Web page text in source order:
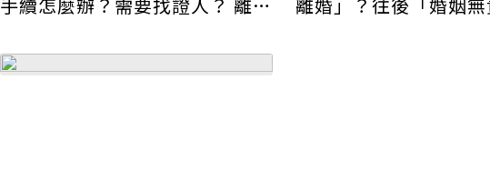
手續怎麼辦？需要找證人？ 離婚
離婚」？往後「婚姻